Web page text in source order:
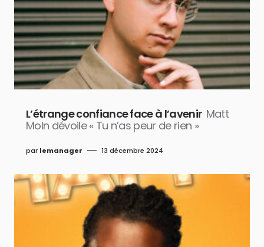
L’étrange confiance face à l’avenir Matt
Moln dévoile « Tu n’as peur de rien »
par lemanager 13 décembre 2024